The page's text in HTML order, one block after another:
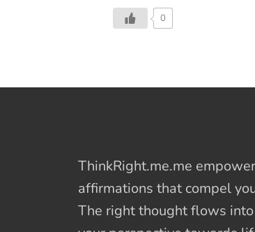
है, जो न केवल भारत की अखंडता का
प्रतीक है, बल्कि भारत की संस्कृति का
है। जानते हैं ऐसे स्थलों के बारे में
पुराने जंगल के मैदानों, घाटियों, झीलों
पहाड़ों से ढका है। इसका नाम दुनिया
तीसरे सबसे ऊंचे […]
0
ThinkRight.me.me
affirmations that compel
The right thought flows